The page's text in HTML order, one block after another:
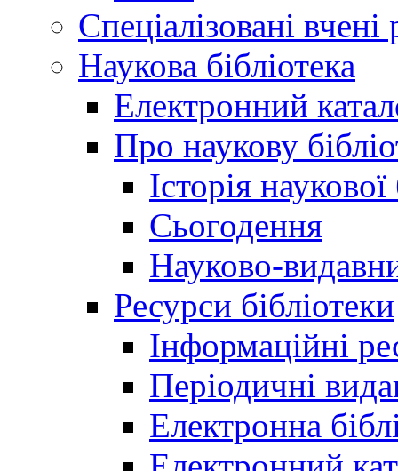
Спеціалізовані вчені
Наукова бібліотека
Електронний
Про наукову
Історія
Сьогодення
Науково-
Ресурси бібліотеки
Інформаційні
Періодичні
Електронна